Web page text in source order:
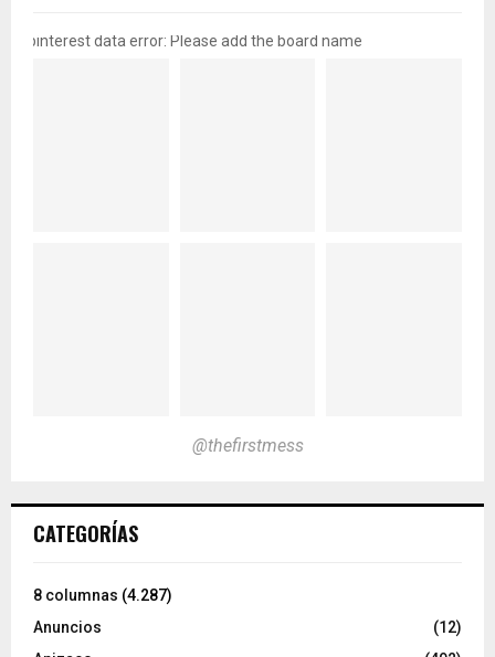
pinterest data error: Please add the board name
@thefirstmess
CATEGORÍAS
8 columnas (4.287)
Anuncios
(12)